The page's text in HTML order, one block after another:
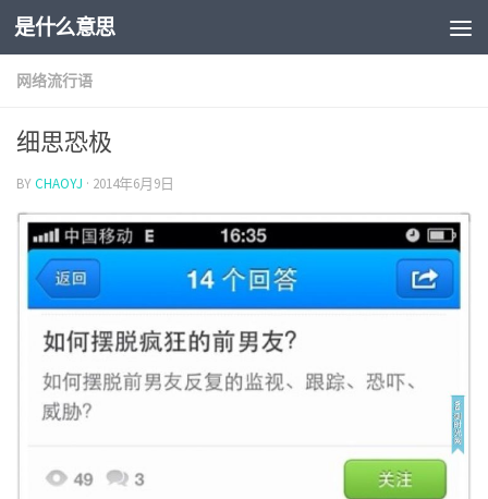
是什么意思
网络流行语
细思恐极
BYCHAOYJ · 2014年6月9日